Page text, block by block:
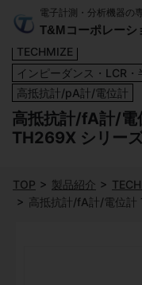
電子計測・分析機器の
T&Mコーポレーシ
TECHMIZE
インピーダンス・LCR・
高抵抗計/pA計/電位計
高抵抗計/fA計/電
TH269X シリー
TOP 製品紹介
高抵抗計/fA計/電位計